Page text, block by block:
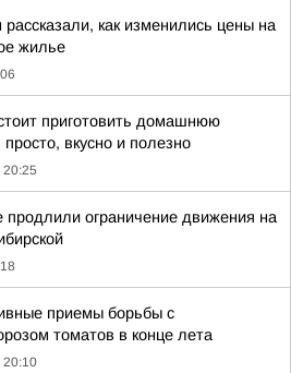
как изменились цены на
жилье
приготовить домашнюю
просто, вкусно и полезно
20:25
продлили ограничение движения на
приемы борьбы с
томатов в конце лета
20:10